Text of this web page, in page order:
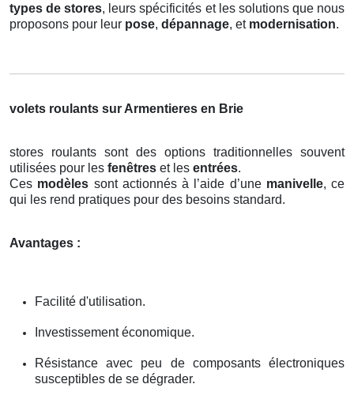
types de stores, leurs spécificités et les solutions que nous
proposons pour leur pose, dépannage, et modernisation.
volets roulants sur Armentieres en Brie
stores roulants sont des options traditionnelles souvent
utilisées pour les fenêtres et les entrées.
Ces modèles sont actionnés à l’aide d’une manivelle, ce
qui les rend pratiques pour des besoins standard.
Avantages :
Facilité d'utilisation.
Investissement économique.
Résistance avec peu de composants électroniques
susceptibles de se dégrader.